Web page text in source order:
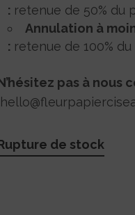
: retenue de 50% du
Annulation à
: retenue de 100%
pas à nous
de stock